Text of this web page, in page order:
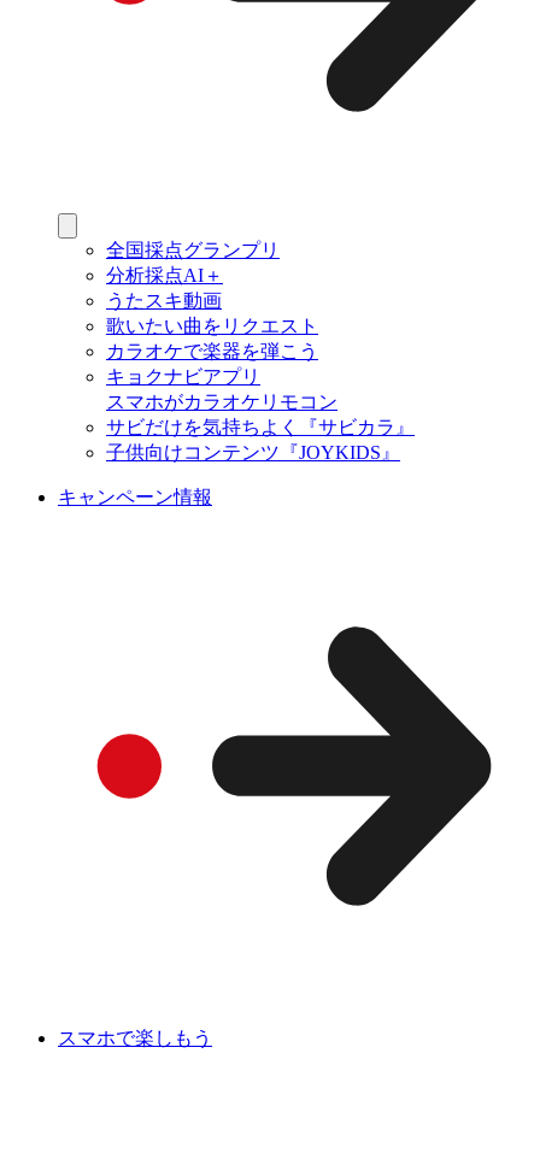
全国採点グランプリ
分析採点AI＋
うたスキ動画
歌いたい曲をリクエスト
カラオケで楽器を弾こう
キョクナビアプリ
スマホがカラオケリモコン
サビだけを気持ちよく『サビカラ』
子供向けコンテンツ『JOYKIDS』
キャンペーン情報
スマホで楽しもう